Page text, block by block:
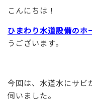
こんにちは！
ひまわり水道設備のホ
うございます。
今回は、水道水にサビ
伺いました。